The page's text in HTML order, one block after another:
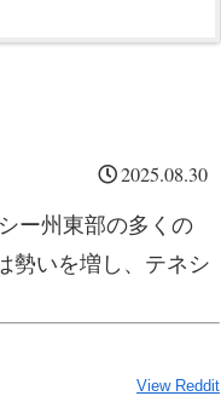
2025.08.30
ー州東部の多くの
勢いを増し、テネシ
View Reddit